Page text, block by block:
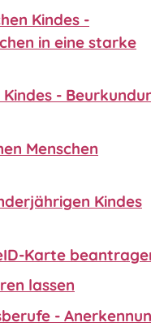
Kindes -
in eine starke
-
Menschen
Kindes
Karte
lassen
-